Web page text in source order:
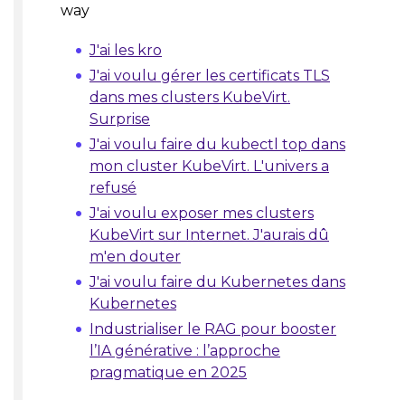
way
J'ai les kro
J'ai voulu gérer les certificats TLS
dans mes clusters KubeVirt.
Surprise
J'ai voulu faire du kubectl top dans
mon cluster KubeVirt. L'univers a
refusé
J'ai voulu exposer mes clusters
KubeVirt sur Internet. J'aurais dû
m'en douter
J'ai voulu faire du Kubernetes dans
Kubernetes
Industrialiser le RAG pour booster
l’IA générative : l’approche
pragmatique en 2025